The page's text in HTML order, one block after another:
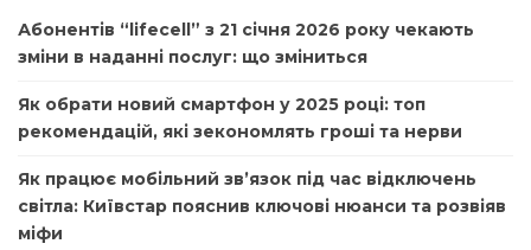
Абонентів “lifecell” з 21 січня 2026 року чекають
зміни в наданні послуг: що зміниться
Як обрати новий смартфон у 2025 році: топ
рекомендацій, які зекономлять гроші та нерви
Як працює мобільний зв’язок під час відключень
світла: Київстар пояснив ключові нюанси та розвіяв
міфи